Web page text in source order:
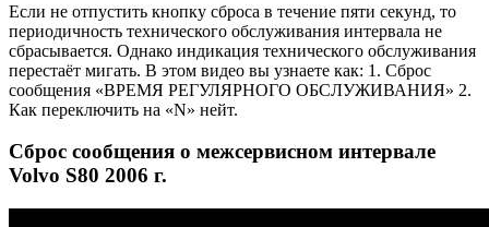
Если не отпустить кнопку сброса в течение пяти секунд, то
периодичность технического обслуживания интервала не
сбрасывается. Однако индикация технического обслуживания
перестаёт мигать. В этом видео вы узнаете как: 1. Сброс
сообщения «ВРЕМЯ РЕГУЛЯРНОГО ОБСЛУЖИВАНИЯ» 2.
Как переключить на «N» нейт.
Сброс сообщения о межсервисном интервале
Volvo S80 2006 г.